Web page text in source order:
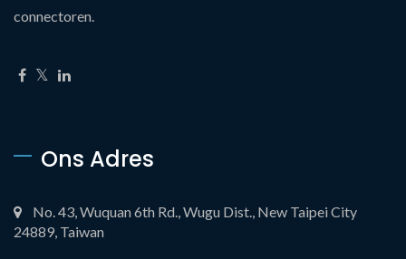
connectoren.
Ons Adres
No. 43, Wuquan 6th Rd., Wugu Dist., New Taipei City
24889, Taiwan